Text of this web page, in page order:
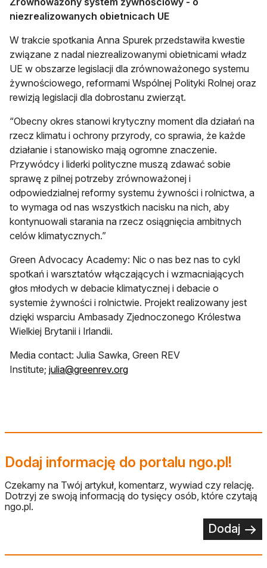
niezrealizowanych obietnicach UE
W trakcie spotkania Anna Spurek przedstawiła kwestie
związane z nadal niezrealizowanymi obietnicami władz
UE w obszarze legislacji dla zrównoważonego systemu
żywnościowego, reformami Wspólnej Polityki Rolnej oraz
rewizją legislacji dla dobrostanu zwierząt.
“Obecny okres stanowi krytyczny moment dla działań na
rzecz klimatu i ochrony przyrody, co sprawia, że każde
działanie i stanowisko mają ogromne znaczenie.
Przywódcy i liderki polityczne muszą zdawać sobie
sprawę z pilnej potrzeby zrównoważonej i
odpowiedzialnej reformy systemu żywności i rolnictwa, a
to wymaga od nas wszystkich nacisku na nich, aby
kontynuowali starania na rzecz osiągnięcia ambitnych
celów klimatycznych.”
Green Advocacy Academy: Nic o nas bez nas to cykl
spotkań i warsztatów włączających i wzmacniających
głos młodych w debacie klimatycznej i debacie o
systemie żywności i rolnictwie. Projekt realizowany jest
dzięki wsparciu Ambasady Zjednoczonego Królestwa
Wielkiej Brytanii i Irlandii.
Media contact: Julia Sawka, Green REV
Institute; julia@greenrev.orgotwiera się w nowej karcie
Dodaj informację do portalu ngo.pl!
Czekamy na Twój artykuł, komentarz, wywiad czy relację.
Dotrzyj ze swoją informacją do tysięcy osób, które czytają
ngo.pl.
Dodaj